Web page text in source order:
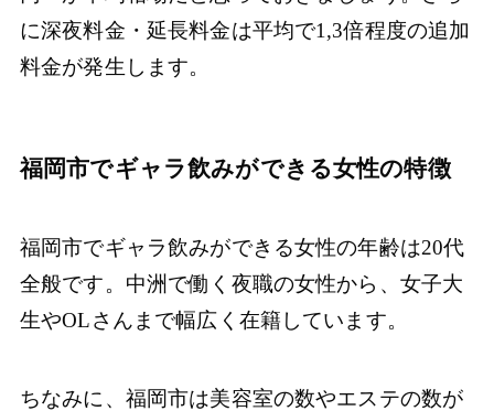
に深夜料金・延長料金は平均で1,3倍程度の追加
料金が発生します。
福岡市でギャラ飲みができる女性の特徴
福岡市でギャラ飲みができる女性の年齢は20代
全般です。中洲で働く夜職の女性から、女子大
生やOLさんまで幅広く在籍しています。
ちなみに、福岡市は美容室の数やエステの数が